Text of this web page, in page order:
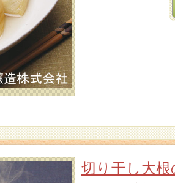
切り干し大